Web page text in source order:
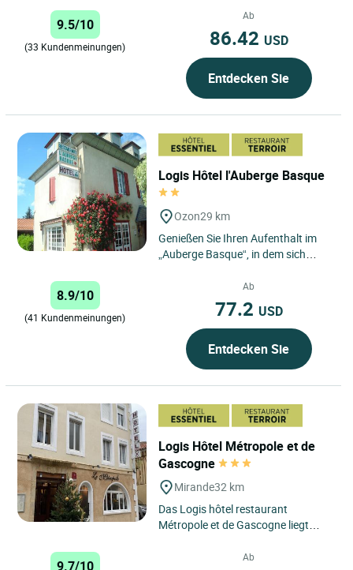
dem berühmten Ort...
9.5/10
(33 Kundenmeinungen)
Ab
86.42 USD
Entdecken Sie
Logis Hôtel l'Auberge Basque
Ozon29 km
Genießen Sie Ihren Aufenthalt im
„Auberge Basque“, in dem sich
besonders um ihre Gäste...
8.9/10
(41 Kundenmeinungen)
Ab
77.2 USD
Entdecken Sie
Logis Hôtel Métropole et de
Gascogne
Mirande32 km
Das Logis hôtel restaurant
Métropole et de Gascogne liegt
und ist in einem wunderschönen...
9.7/10
Ab